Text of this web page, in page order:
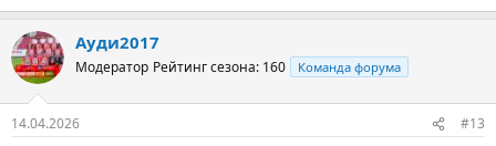
Ауди2017
Модератор Рейтинг сезона: 160 Команда форума
14.04.2026 #13